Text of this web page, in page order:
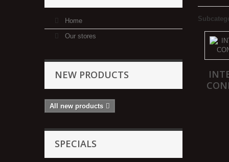
Home
Our stores
NEW PRODUCTS
All new products
SPECIALS